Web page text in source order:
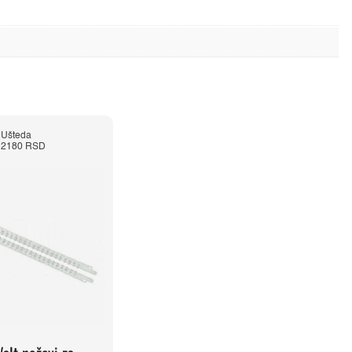
Ušteda
2180 RSD